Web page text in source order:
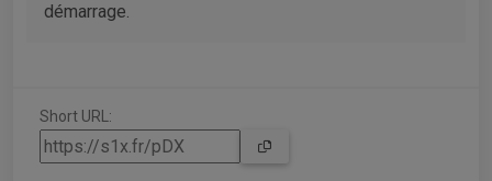
démarrage.
Short URL: